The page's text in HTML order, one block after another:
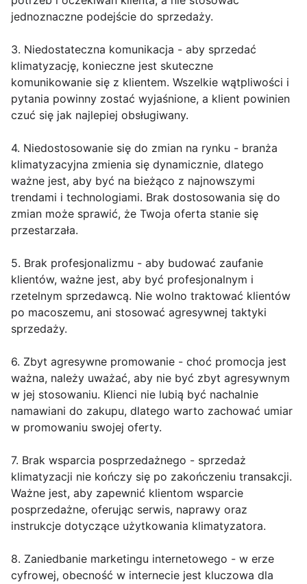
jednoznaczne podejście do sprzedaży.
3. Niedostateczna komunikacja - aby sprzedać
klimatyzację, konieczne jest skuteczne
komunikowanie się z klientem. Wszelkie wątpliwości i
pytania powinny zostać wyjaśnione, a klient powinien
czuć się jak najlepiej obsługiwany.
4. Niedostosowanie się do zmian na rynku - branża
klimatyzacyjna zmienia się dynamicznie, dlatego
ważne jest, aby być na bieżąco z najnowszymi
trendami i technologiami. Brak dostosowania się do
zmian może sprawić, że Twoja oferta stanie się
przestarzała.
5. Brak profesjonalizmu - aby budować zaufanie
klientów, ważne jest, aby być profesjonalnym i
rzetelnym sprzedawcą. Nie wolno traktować klientów
po macoszemu, ani stosować agresywnej taktyki
sprzedaży.
6. Zbyt agresywne promowanie - choć promocja jest
ważna, należy uważać, aby nie być zbyt agresywnym
w jej stosowaniu. Klienci nie lubią być nachalnie
namawiani do zakupu, dlatego warto zachować umiar
w promowaniu swojej oferty.
7. Brak wsparcia posprzedażnego - sprzedaż
klimatyzacji nie kończy się po zakończeniu transakcji.
Ważne jest, aby zapewnić klientom wsparcie
posprzedażne, oferując serwis, naprawy oraz
instrukcje dotyczące użytkowania klimatyzatora.
8. Zaniedbanie marketingu internetowego - w erze
cyfrowej, obecność w internecie jest kluczowa dla